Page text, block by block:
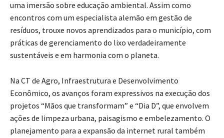
uma imersão sobre educação ambiental. Assim como
encontros com um especialista alemão em gestão de
resíduos, trouxe novos aprendizados para o município, com
práticas de gerenciamento do lixo verdadeiramente
sustentáveis e em harmonia com o planeta.
Na CT de Agro, Infraestrutura e Desenvolvimento
Econômico, os avanços foram expressivos na execução dos
projetos “Mãos que transformam” e “Dia D”, que envolvem
ações de limpeza urbana, paisagismo e embelezamento. O
planejamento para a expansão da internet rural também